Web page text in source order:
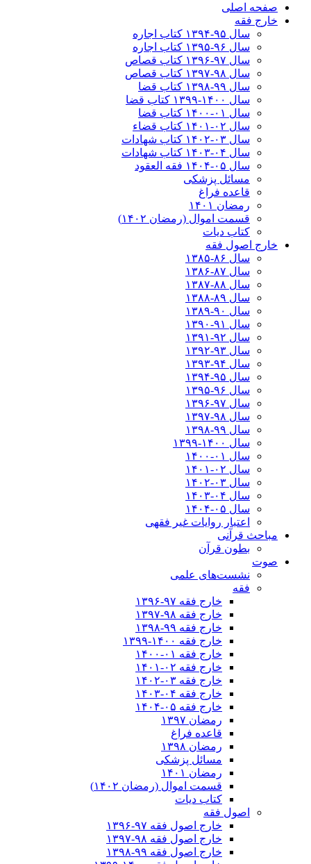
صفحه اصلی
خارج فقه
سال ۹۵-۱۳۹۴ کتاب اجاره
سال ۹۶-۱۳۹۵ کتاب اجاره
سال ۹۷-۱۳۹۶ کتاب قصاص
سال ۹۸-۱۳۹۷ کتاب قصاص
سال ۹۹-۱۳۹۸‍ کتاب قضا
سال ۱۴۰۰-۱۳۹۹ کتاب قضا
سال ۰۱-۱۴۰۰ کتاب قضا
سال ۰۲-۱۴۰۱ کتاب قضاء
سال ۰۳-۱۴۰۲ کتاب شهادات
سال ۰۴-۱۴۰۳ کتاب شهادات
سال ۰۵-۱۴۰۴ فقه العقود
مسائل پزشکی
قاعده فراغ
رمضان ۱۴۰۱
قسمت اموال (رمضان ۱۴۰۲)
کتاب دیات
خارج اصول فقه
سال ۸۶-۱۳۸۵
سال ۸۷-۱۳۸۶
سال ۸۸-۱۳۸۷
سال ۸۹-۱۳۸۸
سال ۹۰-۱۳۸۹
سال ۹۱-۱۳۹۰
سال ۹۲-۱۳۹۱
سال ۹۳-۱۳۹۲
سال ۹۴-۱۳۹۳
سال ۹۵-۱۳۹۴
سال ۹۶-۱۳۹۵
سال ۹۷-۱۳۹۶
سال ۹۸-۱۳۹۷
سال ۹۹-۱۳۹۸‍
سال ۱۴۰۰-۱۳۹۹
سال ۰۱-۱۴۰۰
سال ۰۲-۱۴۰۱
سال ۰۳-۱۴۰۲
سال ۰۴-۱۴۰۳
سال ۰۵-۱۴۰۴
اعتبار روایات غیر فقهی
مباحث قرآنی
بطون قرآن
صوت
نشست‌های علمی
فقه
خارج فقه ۹۷-۱۳۹۶
خارج فقه ۹۸-۱۳۹۷
خارج فقه ۹۹-۱۳۹۸
خارج فقه ۱۴۰۰-۱۳۹۹
خارج فقه ۰۱-۱۴۰۰
خارج فقه ۰۲-۱۴۰۱
خارج فقه ۰۳-۱۴۰۲
خارج فقه ۰۴-۱۴۰۳
خارج فقه ۰۵-۱۴۰۴
رمضان ۱۳۹۷
قاعده فراغ
رمضان ۱۳۹۸
مسائل پزشکی
رمضان ۱۴۰۱
قسمت اموال (رمضان ۱۴۰۲)
کتاب دیات
اصول فقه
خارج اصول فقه ۹۷-۱۳۹۶
خارج اصول فقه ۹۸-۱۳۹۷
خارج اصول فقه ۹۹-۱۳۹۸